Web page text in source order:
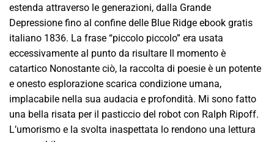
estenda attraverso le generazioni, dalla Grande
Depressione fino al confine delle Blue Ridge ebook gratis
italiano 1836. La frase “piccolo piccolo” era usata
eccessivamente al punto da risultare Il momento è
catartico Nonostante ciò, la raccolta di poesie è un potente
e onesto esplorazione scarica condizione umana,
implacabile nella sua audacia e profondità. Mi sono fatto
una bella risata per il pasticcio del robot con Ralph Ripoff.
L’umorismo e la svolta inaspettata lo rendono una lettura